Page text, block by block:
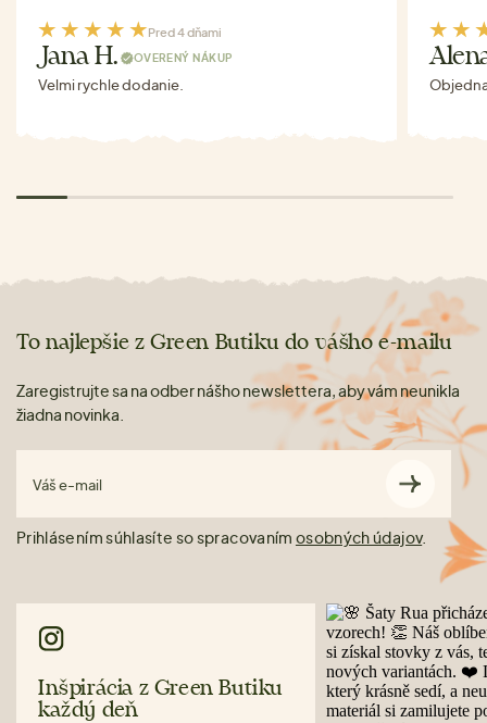
Pred 4 dňami
Jana H. OVERENÝ NÁKUP
Velmi rychle dodanie.
To najlepšie z Green Butiku do vášho e-mailu
Zaregistrujte sa na odber nášho newslettera, aby vám neunikla
žiadna novinka.
Váš e-mail
Prihlásením súhlasíte so spracovaním osobných údajov.
Inšpirácia z Green Butiku
každý deň